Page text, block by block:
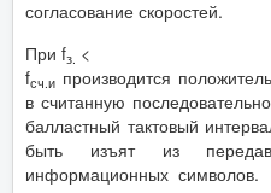
согласование скоростей.
При fз. <
fсч.и производится
в считанную
балластный тактовый
быть изъят из
информационных символов.